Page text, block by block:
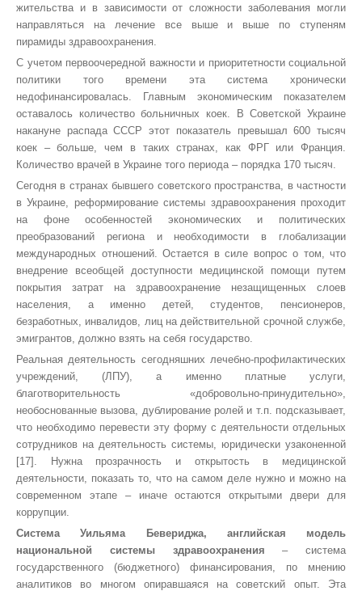
жительства и в зависимости от сложности заболевания могли
направляться на лечение все выше и выше по ступеням
пирамиды здравоохранения.
С учетом первоочередной важности и приоритетности социальной
политики того времени эта система хронически
недофинансировалась. Главным экономическим показателем
оставалось количество больничных коек. В Советской Украине
накануне распада СССР этот показатель превышал 600 тысяч
коек – больше, чем в таких странах, как ФРГ или Франция.
Количество врачей в Украине того периода – порядка 170 тысяч.
Сегодня в странах бывшего советского пространства, в частности
в Украине, реформирование системы здравоохранения проходит
на фоне особенностей экономических и политических
преобразований региона и необходимости в глобализации
международных отношений. Остается в силе вопрос о том, что
внедрение всеобщей доступности медицинской помощи путем
покрытия затрат на здравоохранение незащищенных слоев
населения, а именно детей, студентов, пенсионеров,
безработных, инвалидов, лиц на действительной срочной службе,
эмигрантов, должно взять на себя государство.
Реальная деятельность сегодняшних лечебно-профилактических
учреждений, (ЛПУ), а именно платные услуги,
благотворительность «добровольно-принудительно»,
необоснованные вызова, дублирование ролей и т.п. подсказывает,
что необходимо перевести эту форму с деятельности отдельных
сотрудников на деятельность системы, юридически узаконенной
[17]. Нужна прозрачность и открытость в медицинской
деятельности, показать то, что на самом деле нужно и можно на
современном этапе – иначе остаются открытыми двери для
коррупции.
Система Уильяма Бевериджа, английская модель
национальной системы здравоохранения – система
государственного (бюджетного) финансирования, по мнению
аналитиков во многом опиравшаяся на советский опыт. Эта